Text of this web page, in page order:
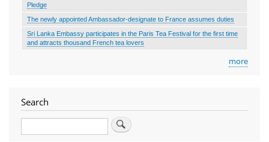
Pledge
The newly appointed Ambassador-designate to France assumes duties
Sri Lanka Embassy participates in the Paris Tea Festival for the first time
and attracts thousand French tea lovers
more
Search
Search